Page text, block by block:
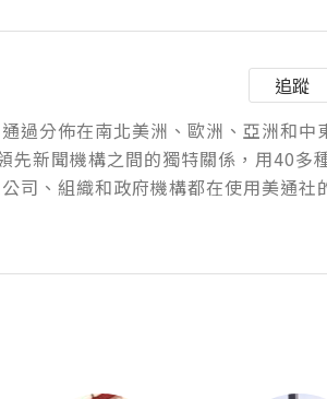
追蹤
過分佈在南北美洲、歐洲、亞洲和中
先新聞機構之間的獨特關係，用40多
司、組織和政府機構都在使用美通社